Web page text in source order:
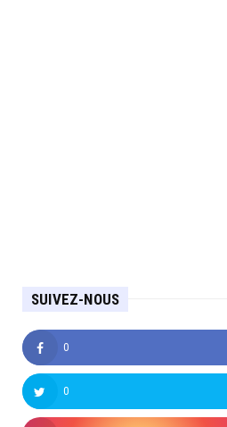
SUIVEZ-NOUS
0
0